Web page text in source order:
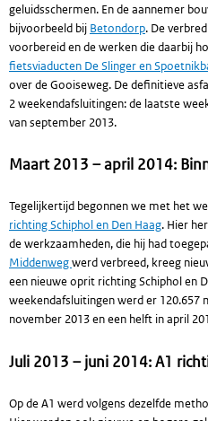
geluidsschermen. En de aannemer
bijvoorbeeld bij Betondorp. De
voorbereid en de werken die daarbij
fietsviaducten De Slinger en
over de Gooiseweg. De definitieve
2 weekendafsluitingen: de laatste
van september 2013.
Maart 2013 – april 2014:
Tegelijkertijd begonnen we met het
richting Schiphol en Den Haag. Hier
de werkzaamheden, die hij had
Middenwegwerd verbreed, kreeg
een nieuwe oprit richting Schiphol en
weekendafsluitingen werd er 120.657
november 2013 en een helft in april
Juli 2013 – juni 2014: A1
Op de A1 werd volgens dezelfde